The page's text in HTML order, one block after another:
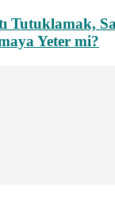
Tutuklamak,
Yeter mi?